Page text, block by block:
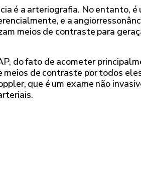
é a arteriografia. No entanto,
e a
meios de contraste para
do fato de acometer
de contraste por todos
que é um exame não